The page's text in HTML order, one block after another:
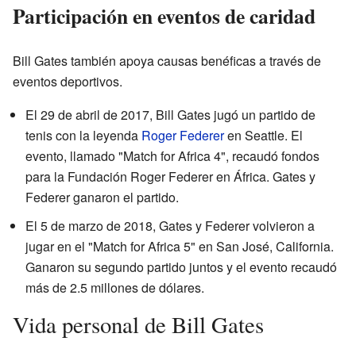
Participación en eventos de caridad
Bill Gates también apoya causas benéficas a través de
eventos deportivos.
El 29 de abril de 2017, Bill Gates jugó un partido de
tenis con la leyenda Roger Federeren Seattle. El
evento, llamado "Match for Africa 4", recaudó fondos
para la Fundación Roger Federer en África. Gates y
Federer ganaron el partido.
El 5 de marzo de 2018, Gates y Federer volvieron a
jugar en el "Match for Africa 5" en San José, California.
Ganaron su segundo partido juntos y el evento recaudó
más de 2.5 millones de dólares.
Vida personal de Bill Gates